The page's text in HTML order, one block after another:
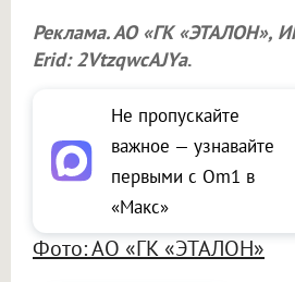
Реклама. АО «ГК «ЭТАЛОН»,
Erid: 2VtzqwcAJYa.
Не пропускайте
важное — узнавайте
первыми с Om1 в
«Макс»
Фото: АО «ГК «ЭТАЛОН»